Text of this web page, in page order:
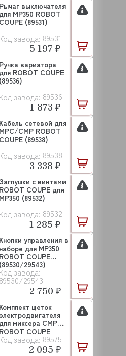
Код завода: 89531
Рычаг выключателя
для MP350 ROBOT
COUPE (89531)
5 197 ₽
Код завода: 89536
Ручка вариатора
для ROBOT COUPE
(89536)
1 873 ₽
Код завода: 89538
Кабель сетевой для
MPC/CMP ROBOT
COUPE (89538)
3 338 ₽
Код завода: 89532
Заглушки с винтами
ROBOT COUPE для
MP350 (89532)
1 285 ₽
Код завода:
89530/29543
Кнопки управления в
наборе для MP350
ROBOT COUPE
(89530/29543)
2 750 ₽
Код завода: 89575
Комплект щеток
электродвигателя
для миксера CMP
ROBOT COUPE
(8957...
2 095 ₽